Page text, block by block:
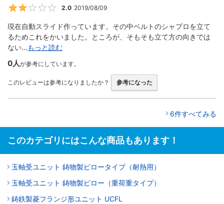
2
2.0 2019/08/09
現在自動スライド作っています。その中ベルトのシャプロを立て
るためこれをかいました。ところが、そもそも立て方の向きでは
ない...もっと読む
0人が参考にしています。
このレビューは参考になりましたか？ 参考になった
6件すべてみる
このカテゴリにはこんな商品もあります！
玉軸受ユニット 鋳物製ピロータイプ（耐熱用）
玉軸受ユニット 鋳物製ピロー（重荷重タイプ）
鋳鉄製菱フランジ形ユニット UCFL